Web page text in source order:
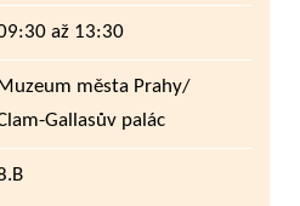
až 13:30
Muzeum města Prahy/
Gallasův palác